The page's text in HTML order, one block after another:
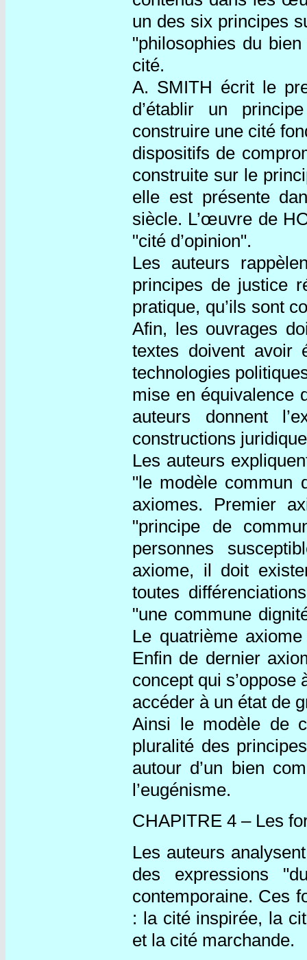
un des six principes
"philosophies du
cité.
A. SMITH écrit le
d’établir un
construire une cité
dispositifs de
construite sur le
elle est présente
siècle. L’œuvre de
"cité d’opinion".
Les auteurs
principes de justice
pratique, qu’ils sont
Afin, les ouvrages
textes doivent avoir
technologies
mise en équivalence
auteurs donnent
constructions
Les auteurs
"le modèle commun
axiomes. Premier
"principe de
personnes
axiome, il doit
toutes
"une commune
Le quatrième
Enfin de dernier
concept qui
accéder à un état de
Ainsi le modèle de
pluralité des
autour d’un bien
l’eugénisme.
CHAPITRE 4 – Les
Les auteurs
des expressions
contemporaine. Ces
: la cité inspirée, la
et la cité marchande.